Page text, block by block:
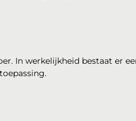
In werkelijkheid bestaat er